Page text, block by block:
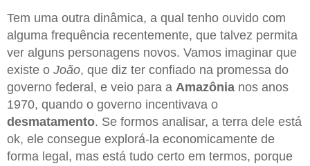
Tem uma outra dinâmica, a qual tenho ouvido com
alguma frequência recentemente, que talvez permita
ver alguns personagens novos. Vamos imaginar que
existe o João, que diz ter confiado na promessa do
governo federal, e veio para a Amazônia nos anos
1970, quando o governo incentivava o
desmatamento. Se formos analisar, a terra dele está
ok, ele consegue explorá-la economicamente de
forma legal, mas está tudo certo em termos, porque